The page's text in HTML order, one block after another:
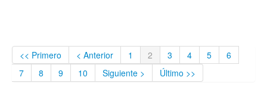
<< Primero < Anterior 1 2 3 4 5
6
7
8 9 10 Siguiente > Último >>